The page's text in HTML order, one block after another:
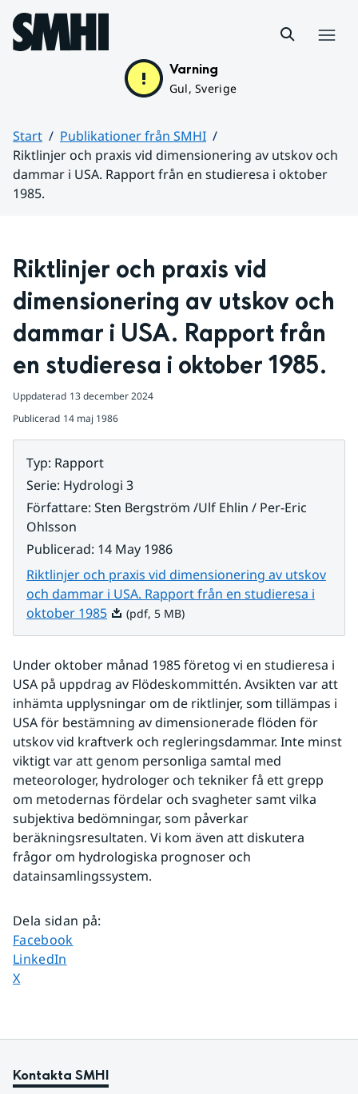
Hoppa till sidans innehåll
Varning
Gul, Sverige
Start
Publikationer från SMHI
Riktlinjer och praxis vid dimensionering av utskov och
dammar i USA. Rapport från en studieresa i oktober
1985.
Riktlinjer och praxis vid
dimensionering av utskov och
dammar i USA. Rapport från
en studieresa i oktober 1985.
Uppdaterad 13 december 2024
Publicerad 14 maj 1986
Typ: Rapport
Serie: Hydrologi 3
Författare: Sten Bergström /Ulf Ehlin / Per-Eric
Ohlsson
Publicerad: 14 May 1986
Riktlinjer och praxis vid dimensionering av utskov
och dammar i USA. Rapport från en studieresa i
oktober 1985Pdf, 5 MB.
(pdf, 5 MB)
Under oktober månad 1985 företog vi en studieresa i
USA på uppdrag av Flödeskommittén. Avsikten var att
inhämta upplysningar om de riktlinjer, som tillämpas i
USA för bestämning av dimensionerade flöden för
utskov vid kraftverk och regleringsdammar. Inte minst
viktigt var att genom personliga samtal med
meteorologer, hydrologer och tekniker få ett grepp
om metodernas fördelar och svagheter samt vilka
subjektiva bedömningar, som påverkar
beräkningsresultaten. Vi kom även att diskutera
frågor om hydrologiska prognoser och
datainsamlingssystem.
Dela sidan på:
Dela sidan på
Facebook
Dela sidan på
LinkedIn
Dela sidan på
X
Kontakta SMHI